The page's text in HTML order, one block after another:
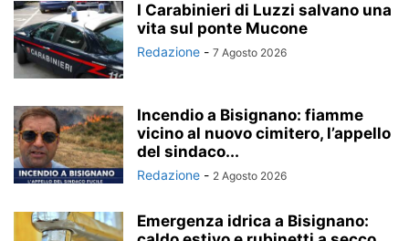
I Carabinieri di Luzzi salvano una
vita sul ponte Mucone
Redazione - 7 Agosto 2026
Incendio a Bisignano: fiamme
vicino al nuovo cimitero, l’appello
del sindaco...
Redazione - 2 Agosto 2026
Emergenza idrica a Bisignano: